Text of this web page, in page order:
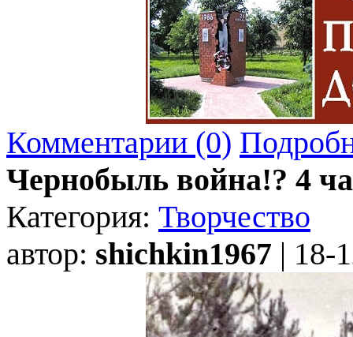
Комментарии (0)
Чернобыль война!? 4
Категория: Творчество
автор: shichkin1967 | 18-